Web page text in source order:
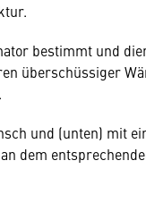
bestimmt und
überschüssiger
und (unten) mit
dem